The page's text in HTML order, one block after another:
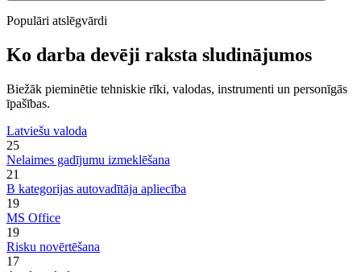
Populāri atslēgvārdi
Ko darba devēji raksta sludinājumos
Biežāk pieminētie tehniskie rīki, valodas, instrumenti un personīgās
īpašības.
Latviešu valoda
25
Nelaimes gadījumu izmeklēšana
21
B kategorijas autovadītāja apliecība
19
MS Office
19
Risku novērtēšana
17